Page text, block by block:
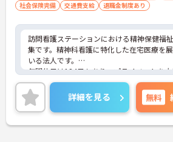
社会保険完備
交通費支給 退職金制度あり
訪問看護ステーションにおける精神保健福
集です。精神科看護に特化した在宅医療を
いる法人です。
年間休日は124日もあり、プライベートを
ながらご勤務いただけます。ご利用者一人
状況に合わせた最適なサービスができる環境
ご興味のある方には、面接対策ポイントな
に詳細をお話しいたしますのでお気軽にご
さい！
詳細を見る 無料